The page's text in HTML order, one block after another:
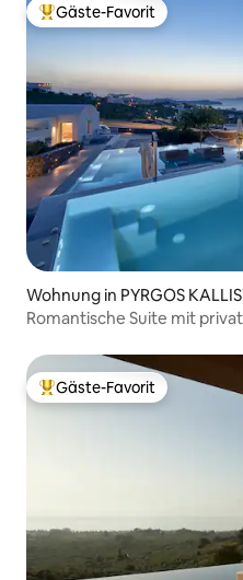
Beliebter Gäste-Favorit.
Gäste-Favorit
Wohnung in PYRGOS
Romantische Suite mit
Beliebter Gäste-Favorit.
Gäste-Favorit